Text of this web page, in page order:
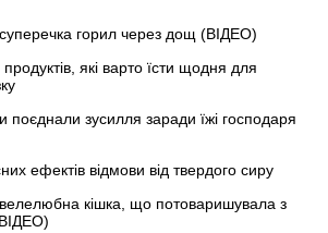
горил через дощ (ВІДЕО)
які варто їсти щодня для
поєднали зусилля заради їжі господаря
ефектів відмови від твердого сиру
кішка, що потоваришувала з